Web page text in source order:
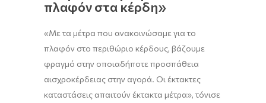
πλαφόν στα κέρδη»
«Με τα μέτρα που ανακοινώσαμε για το
πλαφόν στο περιθώριο κέρδους, βάζουμε
φραγμό στην οποιαδήποτε προσπάθεια
αισχροκέρδειας στην αγορά. Οι έκτακτες
καταστάσεις απαιτούν έκτακτα μέτρα», τόνισε